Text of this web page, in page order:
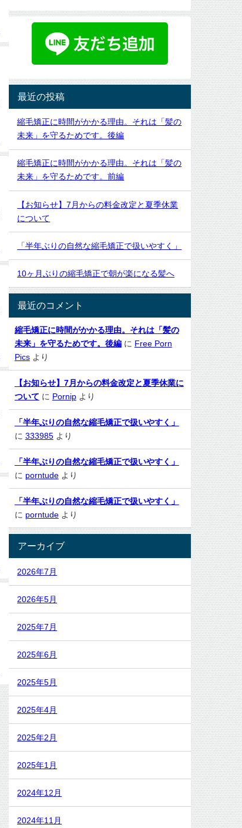
最近の投稿
縮毛矯正に時間がかかる理由。それは「髪の
未来」を守るためです。後編
縮毛矯正に時間がかかる理由。それは「髪の
未来」を守るためです。前編
【お知らせ】7月からの料金改定と夏季休業
について
「半年ぶりの自然な縮毛矯正で扱いやすく」
10ヶ月ぶりの縮毛矯正で朝が楽になる髪へ
最近のコメント
縮毛矯正に時間がかかる理由。それは「髪の
未来」を守るためです。後編に Free Porn
Picsより
【お知らせ】7月からの料金改定と夏季休業に
ついて に Pornipより
「半年ぶりの自然な縮毛矯正で扱いやすく」
に 333985より
「半年ぶりの自然な縮毛矯正で扱いやすく」
に porntudeより
「半年ぶりの自然な縮毛矯正で扱いやすく」
に porntudeより
アーカイブ
2026年7月
2026年5月
2025年7月
2025年6月
2025年5月
2025年4月
2025年2月
2025年1月
2024年12月
2024年11月